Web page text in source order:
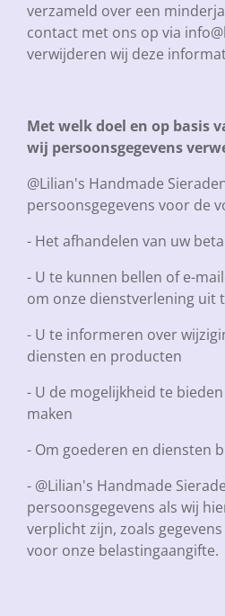
verzameld over een
contact met ons op via
verwijderen wij deze
Met welk doel en op basis
wij persoonsgegevens
@Lilian's Handmade
persoonsgegevens voor de
- Het afhandelen van uw
- U te kunnen bellen of e-
om onze dienstverlening uit
- U te informeren over
diensten en producten
- U de mogelijkheid te
maken
- Om goederen en diensten
- @Lilian's Handmade
persoonsgegevens als wij
verplicht zijn, zoals
voor onze belastingaangifte.